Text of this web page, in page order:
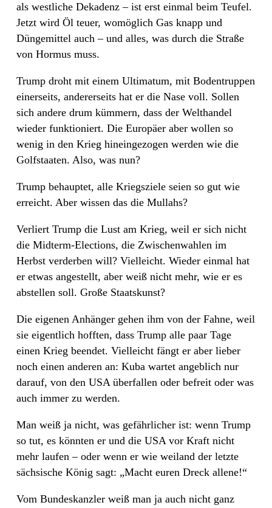
als westliche Dekadenz – ist erst einmal beim Teufel.
Jetzt wird Öl teuer, womöglich Gas knapp und
Düngemittel auch – und alles, was durch die Straße
von Hormus muss.
Trump droht mit einem Ultimatum, mit Bodentruppen
einerseits, andererseits hat er die Nase voll. Sollen
sich andere drum kümmern, dass der Welthandel
wieder funktioniert. Die Europäer aber wollen so
wenig in den Krieg hineingezogen werden wie die
Golfstaaten. Also, was nun?
Trump behauptet, alle Kriegsziele seien so gut wie
erreicht. Aber wissen das die Mullahs?
Verliert Trump die Lust am Krieg, weil er sich nicht
die Midterm-Elections, die Zwischenwahlen im
Herbst verderben will? Vielleicht. Wieder einmal hat
er etwas angestellt, aber weiß nicht mehr, wie er es
abstellen soll. Große Staatskunst?
Die eigenen Anhänger gehen ihm von der Fahne, weil
sie eigentlich hofften, dass Trump alle paar Tage
einen Krieg beendet. Vielleicht fängt er aber lieber
noch einen anderen an: Kuba wartet angeblich nur
darauf, von den USA überfallen oder befreit oder was
auch immer zu werden.
Man weiß ja nicht, was gefährlicher ist: wenn Trump
so tut, es könnten er und die USA vor Kraft nicht
mehr laufen – oder wenn er wie weiland der letzte
sächsische König sagt: „Macht euren Dreck allene!“
Vom Bundeskanzler weiß man ja auch nicht ganz